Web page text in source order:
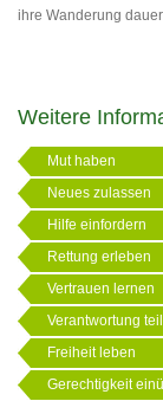
ihre Wanderung
Weitere
Mut haben
Neues zulassen
Hilfe einfordern
Rettung erleben
Vertrauen lernen
Verantwortung
Freiheit leben
Gerechtigkeit